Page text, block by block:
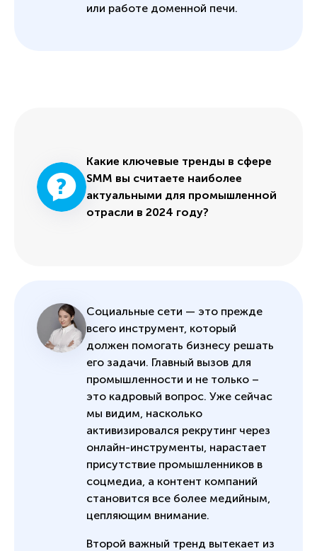
или работе доменной печи.
Какие ключевые тренды в сфере
SMM вы считаете наиболее
актуальными для промышленной
отрасли в 2024 году?
Социальные сети — это прежде
всего инструмент, который
должен помогать бизнесу решать
его задачи. Главный вызов для
промышленности и не только –
это кадровый вопрос. Уже сейчас
мы видим, насколько
активизировался рекрутинг через
онлайн-инструменты, нарастает
присутствие промышленников в
соцмедиа, а контент компаний
становится все более медийным,
цепляющим внимание.
Второй важный тренд вытекает из